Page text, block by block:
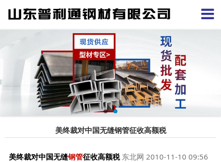
美终裁对中国无缝钢管征收高额税
美终裁对中国无缝钢管征收高额税 东北网 2010-11-10 09:56